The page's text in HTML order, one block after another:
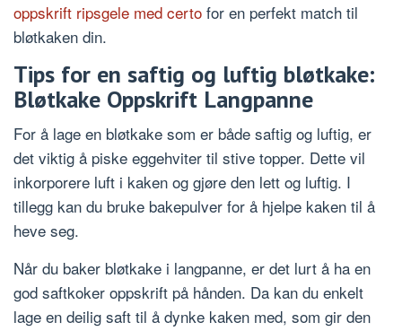
oppskrift ripsgele med certo for en perfekt match til
bløtkaken din.
Tips for en saftig og luftig bløtkake:
Bløtkake Oppskrift Langpanne
For å lage en bløtkake som er både saftig og luftig, er
det viktig å piske eggehviter til stive topper. Dette vil
inkorporere luft i kaken og gjøre den lett og luftig. I
tillegg kan du bruke bakepulver for å hjelpe kaken til å
heve seg.
Når du baker bløtkake i langpanne, er det lurt å ha en
god saftkoker oppskrift på hånden. Da kan du enkelt
lage en deilig saft til å dynke kaken med, som gir den